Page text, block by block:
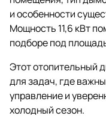
и особенности
Мощность 11,6 кВт
подборе под
Этот отопительный
для задач, где
управление и
холодный сезон.